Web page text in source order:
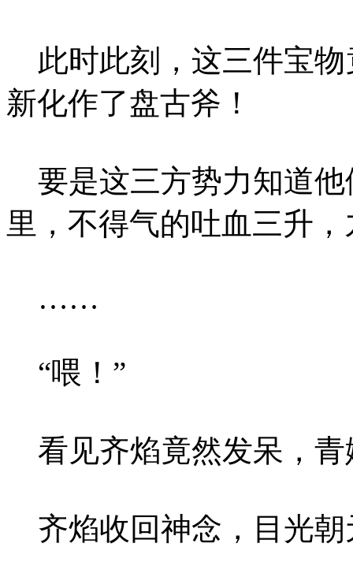
此时此刻，这三件宝物
新化作了盘古斧！
要是这三方势力知道他
里，不得气的吐血三升
……
“喂！”
看见齐焰竟然发呆，青
齐焰收回神念，目光朝